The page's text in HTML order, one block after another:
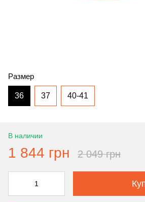
Размер
36 37 40-41
В наличии
1 844 грн 2 049 грн